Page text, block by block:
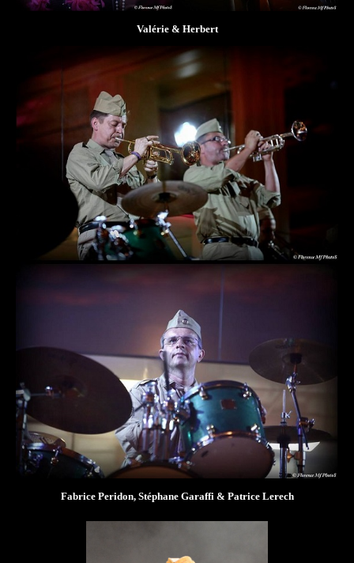
Valérie & Herbert
Fabrice Peridon, Stéphane Garaffi & Patrice Lerech